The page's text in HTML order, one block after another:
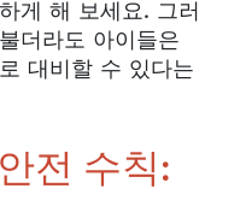
게 해 보세요. 그러
더라도 아이들은
대비할 수 있다는
전 수칙: